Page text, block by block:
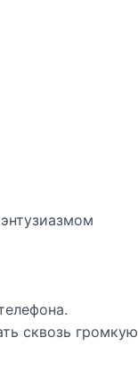
сквозь громкую